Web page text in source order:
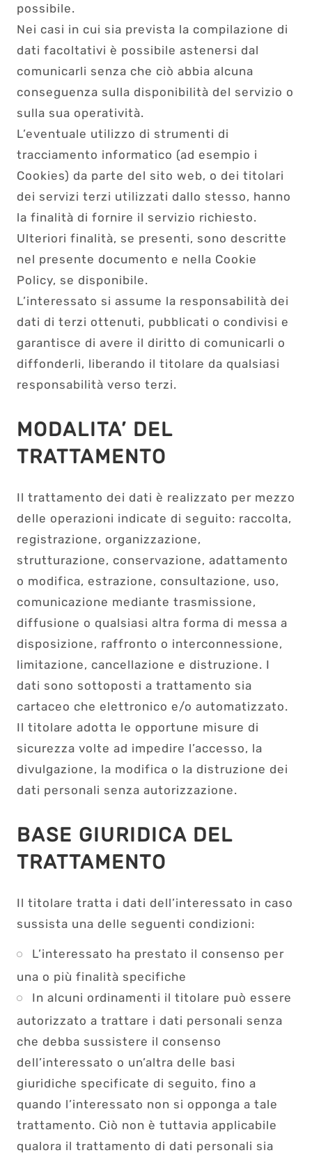
possibile.
Nei casi in cui sia prevista la compilazione di
dati facoltativi è possibile astenersi dal
comunicarli senza che ciò abbia alcuna
conseguenza sulla disponibilità del servizio o
sulla sua operatività.
L’eventuale utilizzo di strumenti di
tracciamento informatico (ad esempio i
Cookies) da parte del sito web, o dei titolari
dei servizi terzi utilizzati dallo stesso, hanno
la finalità di fornire il servizio richiesto.
Ulteriori finalità, se presenti, sono descritte
nel presente documento e nella Cookie
Policy, se disponibile.
L’interessato si assume la responsabilità dei
dati di terzi ottenuti, pubblicati o condivisi e
garantisce di avere il diritto di comunicarli o
diffonderli, liberando il titolare da qualsiasi
responsabilità verso terzi.
MODALITA’ DEL
TRATTAMENTO
Il trattamento dei dati è realizzato per mezzo
delle operazioni indicate di seguito: raccolta,
registrazione, organizzazione,
strutturazione, conservazione, adattamento
o modifica, estrazione, consultazione, uso,
comunicazione mediante trasmissione,
diffusione o qualsiasi altra forma di messa a
disposizione, raffronto o interconnessione,
limitazione, cancellazione e distruzione. I
dati sono sottoposti a trattamento sia
cartaceo che elettronico e/o automatizzato.
Il titolare adotta le opportune misure di
sicurezza volte ad impedire l’accesso, la
divulgazione, la modifica o la distruzione dei
dati personali senza autorizzazione.
BASE GIURIDICA DEL
TRATTAMENTO
Il titolare tratta i dati dell’interessato in caso
sussista una delle seguenti condizioni:
L’interessato ha prestato il consenso per
una o più finalità specifiche
In alcuni ordinamenti il titolare può essere
autorizzato a trattare i dati personali senza
che debba sussistere il consenso
dell’interessato o un’altra delle basi
giuridiche specificate di seguito, fino a
quando l’interessato non si opponga a tale
trattamento. Ciò non è tuttavia applicabile
qualora il trattamento di dati personali sia